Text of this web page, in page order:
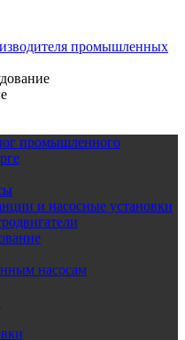
и насосные установки
насосам